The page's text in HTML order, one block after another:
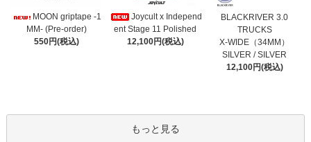
MOON griptape -1
MM- (Pre-order)
550円(税込)
Joycult x Independ
ent Stage 11 Polished
12,100円(税込)
BLACKRIVER 3.0
TRUCKS
X-WIDE（34MM）
SILVER / SILVER
12,100円(税込)
もっと見る